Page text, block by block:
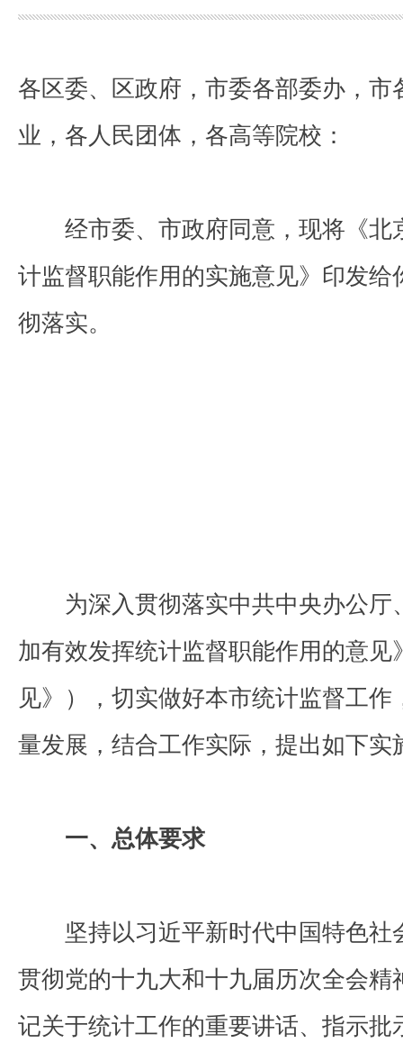
各区委、区政府，市委各部委办，
业，各人民团体，各高等院校：
经市委、市政府同意，现将《北
计监督职能作用的实施意见》印发
彻落实。
为深入贯彻落实中共中央办公厅
加有效发挥统计监督职能作用的意见
见》），切实做好本市统计监督工
量发展，结合工作实际，提出如下实
一、总体要求
坚持以习近平新时代中国特色社
贯彻党的十九大和十九届历次全会
记关于统计工作的重要讲话、指示